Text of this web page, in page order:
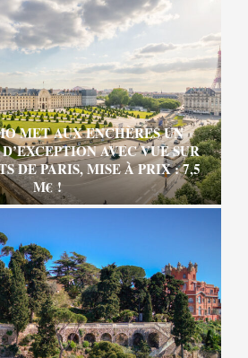
MET AUX ENCHÈRES UN
AVEC VUE SUR
DE PARIS, MISE À PRIX : 7,5
M€ !